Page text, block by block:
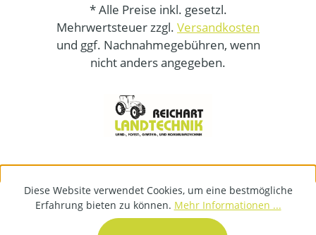
* Alle Preise inkl. gesetzl.
Mehrwertsteuer zzgl. Versandkosten
und ggf. Nachnahmegebühren, wenn
nicht anders angegeben.
Diese Website verwendet Cookies, um eine bestmögliche
Erfahrung bieten zu können. Mehr Informationen ...